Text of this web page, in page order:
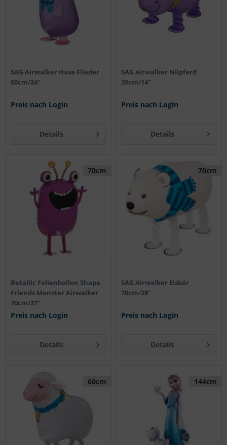
SAG Airwalker Hase Flieder
60cm/24"
Preis nach Login
Details
SAG Airwalker Nilpferd
35cm/14"
Preis nach Login
Details
70cm
Betallic Folienballon Shape
Friends Monster Airwalker
70cm/27"
Preis nach Login
Details
70cm
SAG Airwalker Eisbär
70cm/28"
Preis nach Login
Details
60cm 144cm